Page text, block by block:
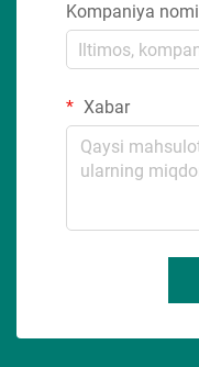
Kompaniya nomi
Xabar